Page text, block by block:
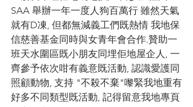
SAA 舉辦一年一度人狗百萬行 雖然天氣
就有D凍, 但都無減義工們既熱情 我地保
信慈善基金同時與女青年會合作.贊助一
班天水圍區既小朋友同埋佢地屋企人, 一
齊參予依次咁有義意既活動, 認識愛護同
照顧動物, 支持 "不殺不棄"嚟緊我地重有
好多不同類型既活動, 記得留意我地專頁